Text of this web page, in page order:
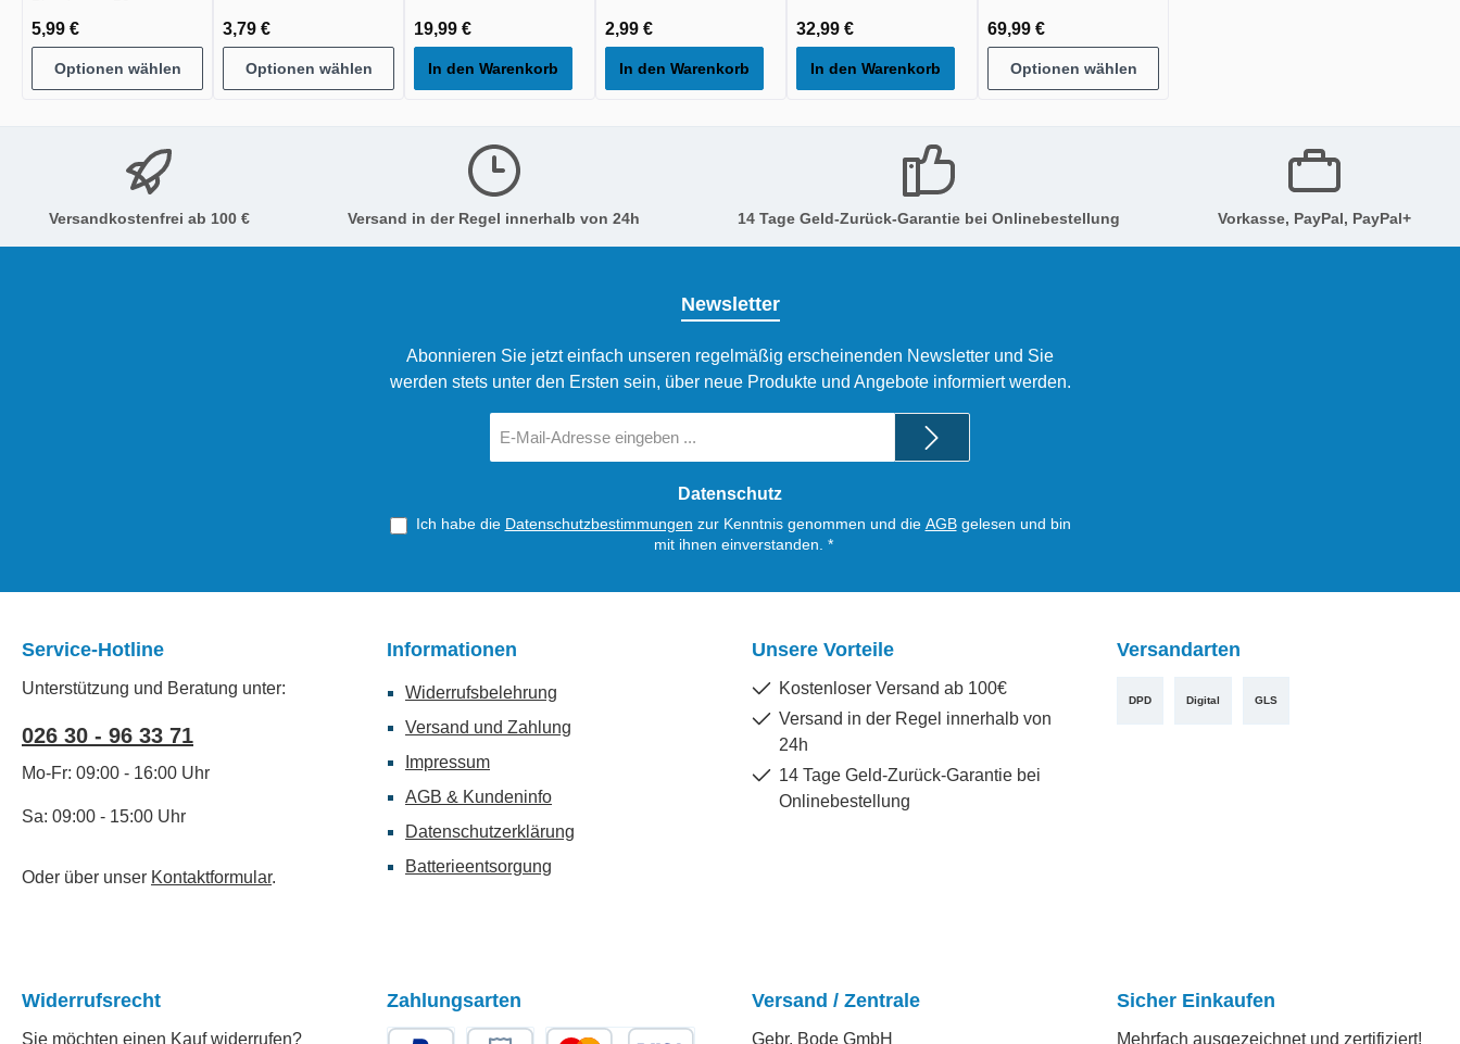
Bloodworm 50g
5,99 €
Optionen wählen
3,79 €
Optionen wählen
19,99 €
In den Warenkorb
2,99 €
In den Warenkorb
32,99 €
In den Warenkorb
69,99 €
Optionen wählen
Versandkostenfrei ab 100 € Versand in der Regel innerhalb von 24h 14 Tage Geld-Zurück-Garantie bei Onlinebestellung Vorkasse, PayPal, PayPal+
Newsletter
Abonnieren Sie jetzt einfach unseren regelmäßig erscheinenden Newsletter und Sie
werden stets unter den Ersten sein, über neue Produkte und Angebote informiert werden.
Mail-
Datenschutz
Ich habe die Datenschutzbestimmungen zur Kenntnis genommen und die AGBgelesen und bin
mit ihnen einverstanden. *
Service-Hotline
Unterstützung und Beratung unter:
026 30 - 96 33 71
Mo-Fr: 09:00 - 16:00 Uhr
Sa: 09:00 - 15:00 Uhr
Oder über unser Kontaktformular.
Informationen
Widerrufsbelehrung
Versand und Zahlung
Impressum
AGB & Kundeninfo
Datenschutzerklärung
Batterieentsorgung
Unsere Vorteile
Kostenloser Versand ab 100€
Versand in der Regel innerhalb von
24h
14 Tage Geld-Zurück-Garantie bei
Onlinebestellung
Versandarten
DPD Digital GLS
Widerrufsrecht
Sie möchten einen Kauf widerrufen?
Zahlungsarten Versand / Zentrale
Gebr. Bode GmbH
Sicher Einkaufen
Mehrfach ausgezeichnet und zertifiziert!